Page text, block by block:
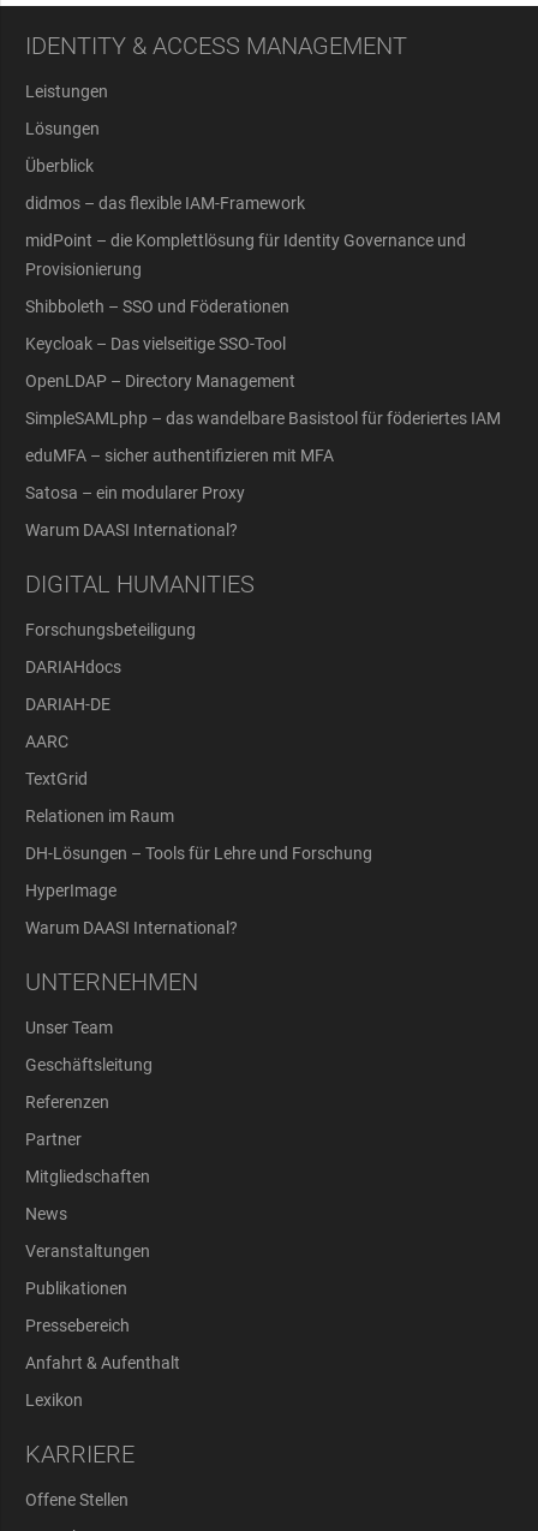
IDENTITY & ACCESS MANAGEMENT
Leistungen
Lösungen
Überblick
didmos – das flexible IAM-Framework
midPoint – die Komplettlösung für Identity Governance und
Provisionierung
Shibboleth – SSO und Föderationen
Keycloak – Das vielseitige SSO-Tool
OpenLDAP – Directory Management
SimpleSAMLphp – das wandelbare Basistool für föderiertes IAM
eduMFA – sicher authentifizieren mit MFA
Satosa – ein modularer Proxy
Warum DAASI International?
DIGITAL HUMANITIES
Forschungsbeteiligung
DARIAHdocs
DARIAH-DE
AARC
TextGrid
Relationen im Raum
DH-Lösungen – Tools für Lehre und Forschung
HyperImage
Warum DAASI International?
UNTERNEHMEN
Unser Team
Geschäftsleitung
Referenzen
Partner
Mitgliedschaften
News
Veranstaltungen
Publikationen
Pressebereich
Anfahrt & Aufenthalt
Lexikon
KARRIERE
Offene Stellen